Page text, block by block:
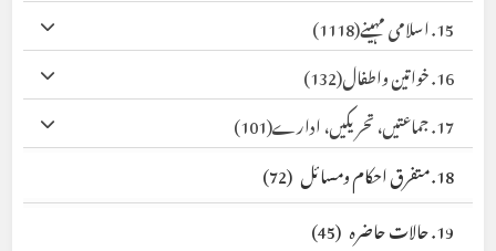
15. اسلامی مہینے
(1118)
16. خواتین واطفال
(132)
17. جماعتیں، تحریکیں، ادارے
(101)
18. متفرق احکام ومسائل
(72)
19. حالات حاضرہ
(45)